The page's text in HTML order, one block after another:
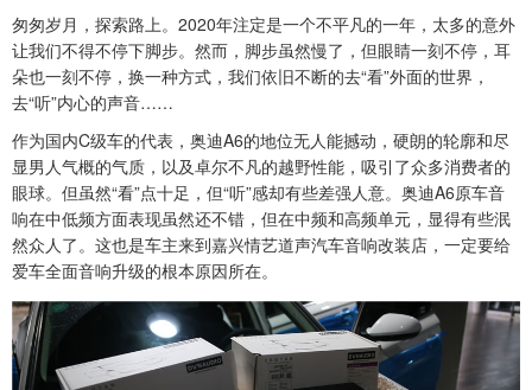
匆匆岁月，探索路上。2020年注定是一个不平凡的一年，太多的意外
让我们不得不停下脚步。然而，脚步虽然慢了，但眼睛一刻不停，耳
朵也一刻不停，换一种方式，我们依旧不断的去“看”外面的世界，
去“听”内心的声音……
作为国内C级车的代表，奥迪A6的地位无人能撼动，硬朗的轮廓和尽
显男人气概的气质，以及卓尔不凡的越野性能，吸引了众多消费者的
眼球。但虽然“看”点十足，但“听”感却有些差强人意。奥迪A6原车音
响在中低频方面表现虽然还不错，但在中频和高频单元，显得有些泯
然众人了。这也是车主来到嘉兴情艺道声汽车音响改装店，一定要给
爱车全面音响升级的根本原因所在。